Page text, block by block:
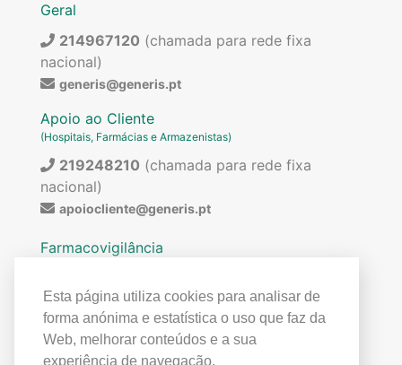
Esta página utiliza cookies para analisar de
forma anónima e estatística o uso que faz da
Web, melhorar conteúdos e a sua
experiência de navegação.
Geral
214967120 (chamada para rede fixa
nacional)
generis@generis.pt
Apoio ao Cliente
(Hospitais, Farmácias e Armazenistas)
219248210 (chamada para rede fixa
nacional)
apoiocliente@generis.pt
Farmacovigilância
medicamentos ou para qualquer assunto relacionado
com farmacovigilância (ex: reações adversas)
contactar:
219849300(chamada para rede fixa